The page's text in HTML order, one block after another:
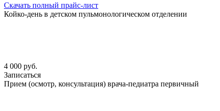
Скачать полный прайс-лист
Койко-день в детском пульмонологическом отделении
4 000 руб.
Записаться
Прием (осмотр, консультация) врача-педиатра первичный